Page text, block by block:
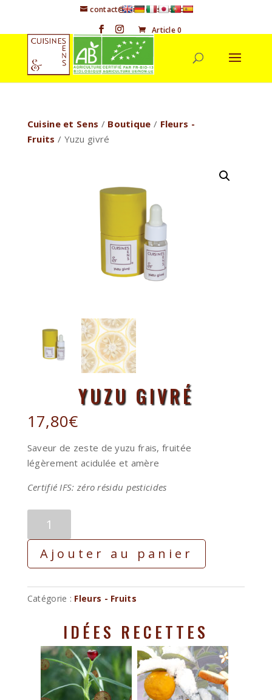
contact@cuisineetsens.com
Article 0
Cuisine et Sens / Boutique / Fleurs -
Fruits / Yuzu givré
YUZU GIVRÉ
17,80€
Saveur de zeste de yuzu frais, fruitée
légèrement acidulée et amère
Certifié IFS: zéro résidu pesticides
Ajouter au panier
Catégorie : Fleurs - Fruits
IDÉES RECETTES